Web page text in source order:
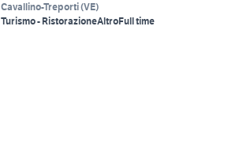
Cavallino-Treporti(VE)
Turismo - RistorazioneAltroFull time